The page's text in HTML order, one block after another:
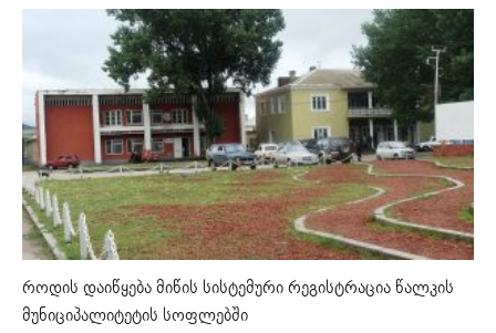
როდის დაიწყება მიწის სისტემური რეგისტრაცია წალკის
მუნიციპალიტეტის სოფლებში